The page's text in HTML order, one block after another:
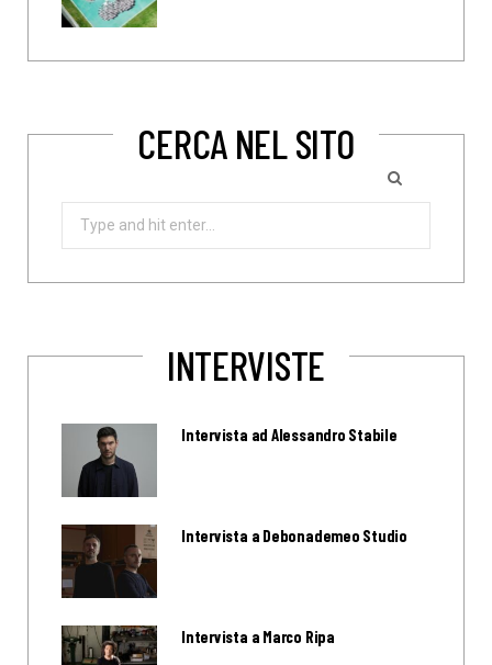
CERCA NEL SITO
Search
INTERVISTE
Intervista ad Alessandro Stabile
Intervista a Debonademeo Studio
Intervista a Marco Ripa